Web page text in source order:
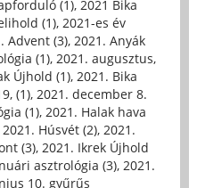
(1), 2021 Bika
(1), 2021-es év
Advent (3), 2021. Anyák
(1), 2021. augusztus,
Újhold (1), 2021. Bika
(1), 2021. december 8.
(1), 2021. Halak hava
2021. Húsvét (2), 2021.
(3), 2021. Ikrek Újhold
asztrológia (3), 2021.
10. gyűrűs